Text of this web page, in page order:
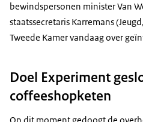
bewindspersonen minister Van
staatssecretaris Karremans
Tweede Kamer vandaag over
Doel Experiment
coffeeshopketen